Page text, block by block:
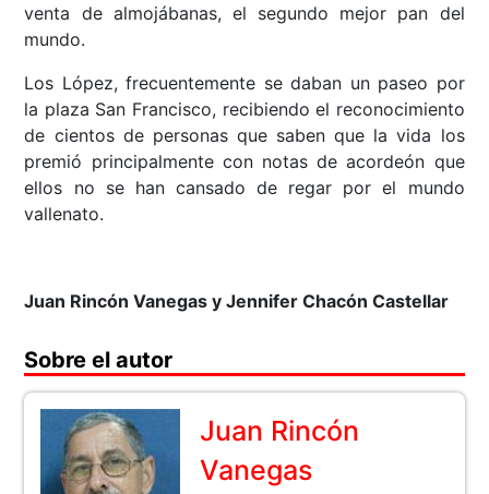
venta de almojábanas, el segundo mejor pan del
mundo.
Los López, frecuentemente se daban un paseo por
la plaza San Francisco, recibiendo el reconocimiento
de cientos de personas que saben que la vida los
premió principalmente con notas de acordeón que
ellos no se han cansado de regar por el mundo
vallenato.
Juan Rincón Vanegas y Jennifer Chacón Castellar
Sobre el autor
Juan Rincón
Vanegas